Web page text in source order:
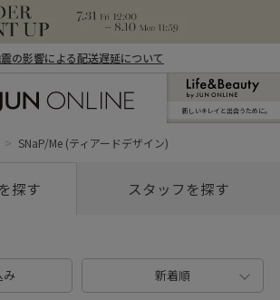
の影響による配送遅延について
新しいキレイと出合うために。
SNaP/Me (ティアードデザイン)
探す スタッフを探す
み 新着順